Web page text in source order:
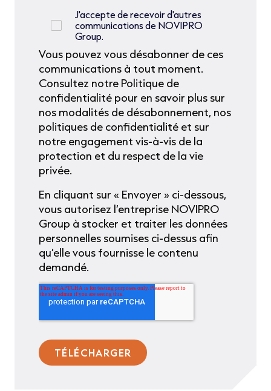
J'accepte de recevoir d'autres
communications de NOVIPRO
Group.
Vous pouvez vous désabonner de ces
communications à tout moment.
Consultez notre Politique de
confidentialité pour en savoir plus sur
nos modalités de désabonnement, nos
politiques de confidentialité et sur
notre engagement vis-à-vis de la
protection et du respect de la vie
privée.
En cliquant sur « Envoyer » ci-dessous,
vous autorisez l’entreprise NOVIPRO
Group à stocker et traiter les données
personnelles soumises ci-dessus afin
qu’elle vous fournisse le contenu
demandé.